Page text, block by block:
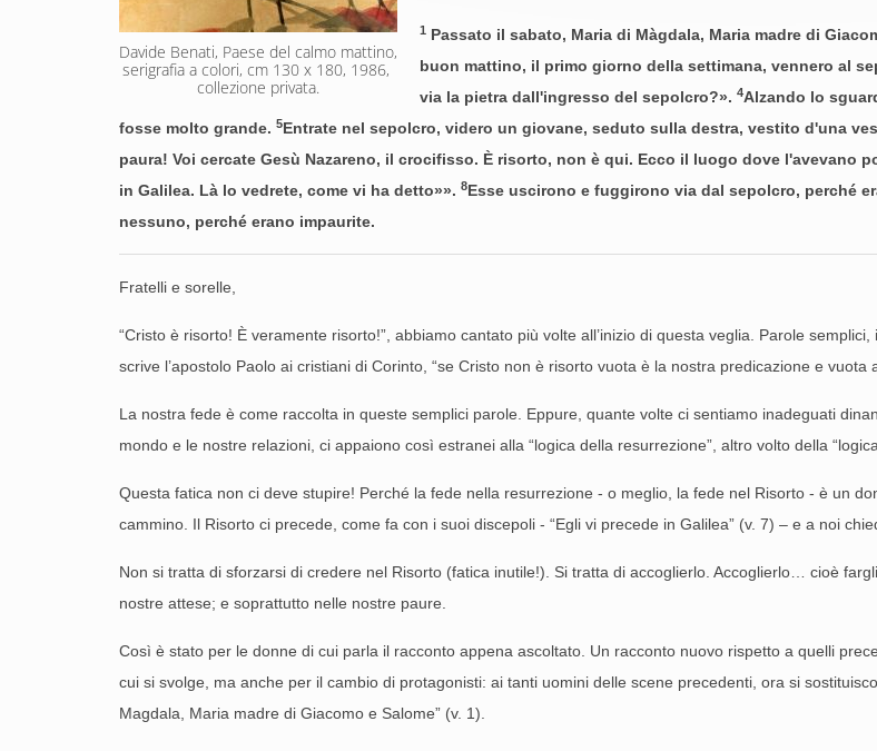
Davide Benati, Paese del calmo mattino,
serigrafia a colori, cm 130 x 180, 1986,
collezione privata.
1 Passato il sabato, Maria di Màgdala, Maria madre di
buon mattino, il primo giorno della settimana, vennero al
via la pietra dall'ingresso del sepolcro?». 4Alzando lo
fosse molto grande. 5Entrate nel sepolcro, videro un giovane, seduto sulla destra, vestito d'una
paura! Voi cercate Gesù Nazareno, il crocifisso. È risorto, non è qui. Ecco il luogo dove l'avevano
in Galilea. Là lo vedrete, come vi ha detto»». 8Esse uscirono e fuggirono via dal sepolcro, perché
nessuno, perché erano impaurite.
Fratelli e sorelle,
“Cristo è risorto! È veramente risorto!”, abbiamo cantato più volte all’inizio di questa veglia. Parole
scrive l’apostolo Paolo ai cristiani di Corinto, “se Cristo non è risorto vuota è la nostra predicazione e vuota
La nostra fede è come raccolta in queste semplici parole. Eppure, quante volte ci sentiamo inadeguati
mondo e le nostre relazioni, ci appaiono così estranei alla “logica della resurrezione”, altro volto della
Questa fatica non ci deve stupire! Perché la fede nella resurrezione - o meglio, la fede nel Risorto - è un
cammino. Il Risorto ci precede, come fa con i suoi discepoli - “Egli vi precede in Galilea” (v. 7) – e a noi
Non si tratta di sforzarsi di credere nel Risorto (fatica inutile!). Si tratta di accoglierlo. Accoglierlo… cioè
nostre attese; e soprattutto nelle nostre paure.
Così è stato per le donne di cui parla il racconto appena ascoltato. Un racconto nuovo rispetto a quelli
cui si svolge, ma anche per il cambio di protagonisti: ai tanti uomini delle scene precedenti, ora si
Magdala, Maria madre di Giacomo e Salome” (v. 1).